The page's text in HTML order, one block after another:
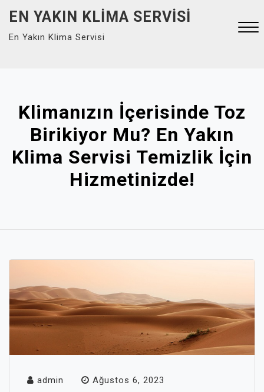
content
EN YAKIN KLIMA SERVISI
En Yakın Klima Servisi
Klimanızın İçerisinde Toz
Birikiyor Mu? En Yakın
Klima Servisi Temizlik İçin
Hizmetinizde!
admin Ağustos 6, 2023